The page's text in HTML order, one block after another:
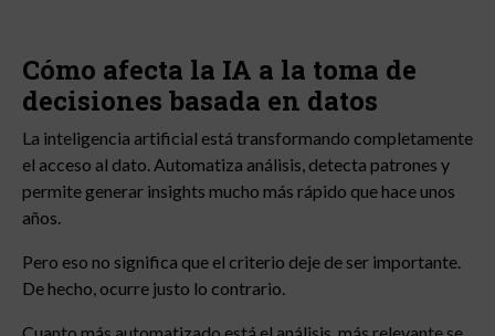
Cómo afecta la IA a la toma de
decisiones basada en datos
La inteligencia artificial está transformando completamente
el acceso al dato. Automatiza análisis, detecta patrones y
permite generar insights mucho más rápido que hace unos
años.
Pero eso no significa que el criterio deje de ser importante.
De hecho, ocurre justo lo contrario.
Cuanto más automatizado está el análisis, más relevante se